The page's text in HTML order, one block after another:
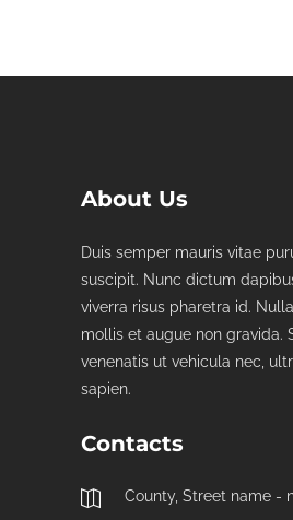
About Us
Duis semper mauris vitae
suscipit. Nunc dictum
viverra risus pharetra id.
mollis et augue non gravida.
venenatis ut vehicula nec,
sapien.
Contacts
County, Street name -